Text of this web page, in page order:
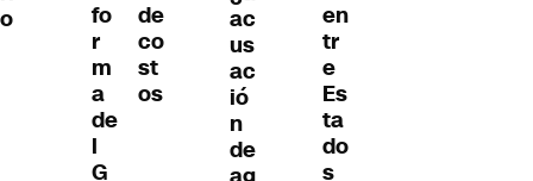
o
fo
r
m
a
de
l
G
de
co
st
os
ac
us
ac
ió
n
de
en
tr
e
Es
ta
do
s